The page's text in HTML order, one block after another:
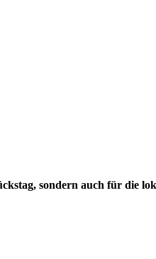
sondern auch für die